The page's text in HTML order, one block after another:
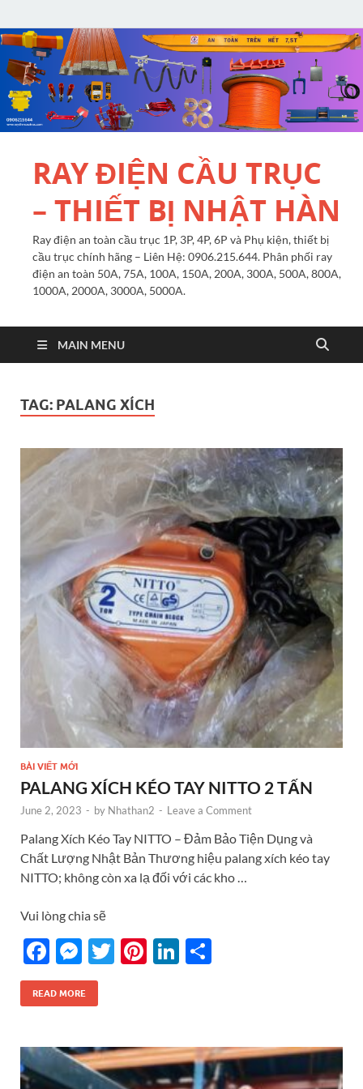
RAY ĐIỆN CẦU TRỤC
– THIẾT BỊ NHẬT HÀN
Ray điện an toàn cầu trục 1P, 3P, 4P, 6P và Phụ kiện, thiết bị
cầu trục chính hãng – Liên Hệ: 0906.215.644. Phân phối ray
điện an toàn 50A, 75A, 100A, 150A, 200A, 300A, 500A, 800A,
1000A, 2000A, 3000A, 5000A.
MAIN MENU
TAG: PALANG XÍCH
BÀI VIẾT MỚI
PALANG XÍCH KÉO TAY NITTO 2 TẤN
June 2, 2023 - by Nhathan2 - Leave a Comment
Palang Xích Kéo Tay NITTO – Đảm Bảo Tiện Dụng và
Chất Lượng Nhật Bản Thương hiệu palang xích kéo tay
NITTO; không còn xa lạ đối với các kho …
Vui lòng chia sẽ
F
ac
e
o
o
M
es
se
g
er
T
Pi
t
Li
dI
n
READ MORE